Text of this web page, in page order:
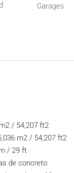
Garages
/ 54,207 ft2
m2 / 54,207 ft2
/ 29 ft
de concreto